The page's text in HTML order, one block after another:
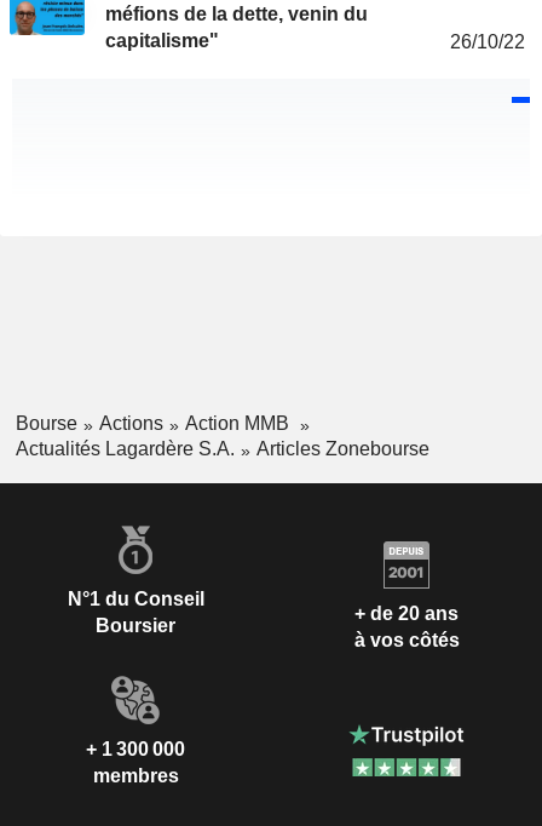
méfions de la dette, venin du
capitalisme"
26/10/22
Bourse Actions
Action MMB
Actualités Lagardère S.A.
Articles Zonebourse
N°1 du Conseil
Boursier
+ de 20 ans
à vos côtés
+ 1 300 000
membres